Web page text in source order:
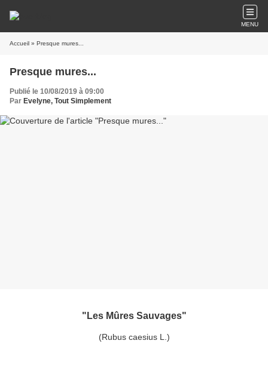
MENU
Accueil » Presque mures...
Presque mures...
Publié le 10/08/2019 à 09:00
Par Evelyne, Tout Simplement
"Les Mûres Sauvages"
(Rubus caesius L.)